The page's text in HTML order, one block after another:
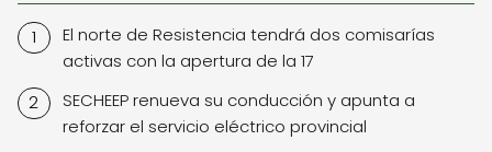
El norte de Resistencia tendrá dos comisarías
activas con la apertura de la 17
SECHEEP renueva su conducción y apunta a
reforzar el servicio eléctrico provincial